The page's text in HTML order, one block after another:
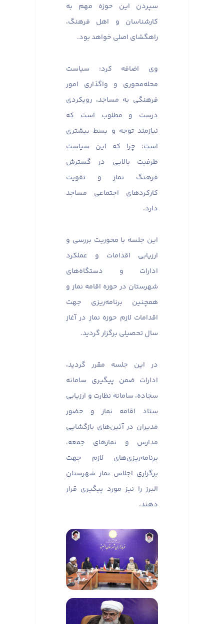
سپردن این حوزه مهم به
کارشناسان و اهل فرهنگ،
راهگشای اصلی خواهد بود.
وی اضافه کرد: سیاست
محله‌محوری و واگذاری امور
فرهنگی به مساجد، رویکردی
درست و مطلوب است که
نیازمند توجه و بسط بیشتری
است؛ چرا که این سیاست
ظرفیت بالایی در گسترش
فرهنگ نماز و تقویت
کارکردهای اجتماعی مساجد
دارد.
این جلسه با محوریت بررسی و
ارزیابی اقدامات و عملکرد
ادارات و دستگاه‌های
شهرستان در حوزه اقامه نماز و
همچنین برنامه‌ریزی جهت
اقدامات لازم حوزه نماز در آغاز
سال تحصیلی برگزار گردید.
در این جلسه مقرر گردید،
ادارات ضمن پیگیری سامانه
سجاده، سامانه نظارت و ارزیابی
ستاد اقامه نماز و حضور
مدیران در آئین‌های بازگشایی
مدارس و نماز‌های جمعه،
برنامه‌ریزی‌های لازم جهت
برگزاری اجلاس نماز شهرستان
البرز را نیز مورد پیگیری قرار
دهند.